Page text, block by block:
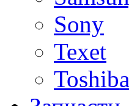
Sony
Texet
Toshiba